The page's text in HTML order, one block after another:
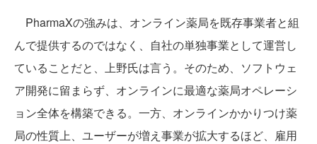
PharmaXの強みは、オンライン薬局を既存事業者と組
んで提供するのではなく、自社の単独事業として運営し
ていることだと、上野氏は言う。そのため、ソフトウェ
ア開発に留まらず、オンラインに最適な薬局オペレーシ
ョン全体を構築できる。一方、オンラインかかりつけ薬
局の性質上、ユーザーが増え事業が拡大するほど、雇用